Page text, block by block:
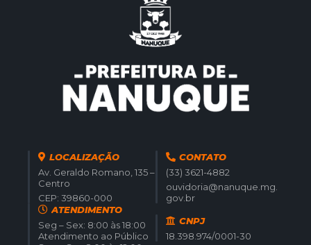
LOCALIZAÇÃO
Av. Geraldo Romano, 135 –
Centro
CEP: 39860-000
CONTATO
(33) 3621-4882
ouvidoria@nanuque.mg.
gov.br
ATENDIMENTO
Seg – Sex: 8:00 às 18:00
Atendimento ao Público
CNPJ
18.398.974/0001-30